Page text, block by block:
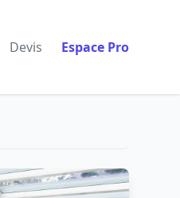
Devis Espace Pro